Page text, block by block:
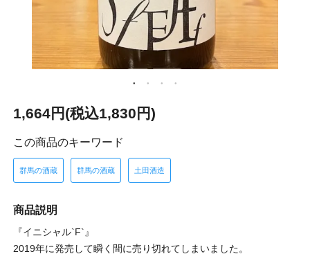
1,664円(税込1,830円)
この商品のキーワード
群馬の酒蔵 群馬の酒蔵 土田酒造
商品説明
『イニシャル`F`』
2019年に発売して瞬く間に売り切れてしまいました。